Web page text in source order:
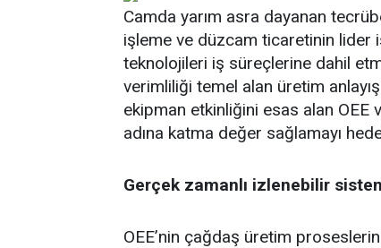
Camda yarım asra dayanan
işleme ve düzcam ticaretinin lider
teknolojileri iş süreçlerine dahil
verimliliği temel alan üretim
ekipman etkinliğini esas alan OEE
adına katma değer sağlamayı
Gerçek zamanlı izlenebilir
OEE’nin çağdaş üretim